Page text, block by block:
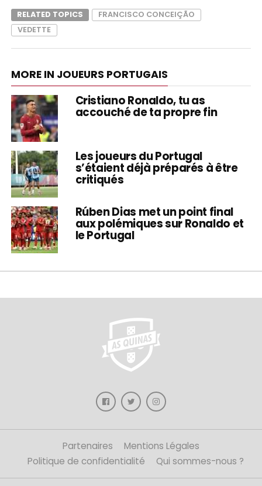
RELATED TOPICS
FRANCISCO CONCEIÇÃO
VEDETTE
MORE IN JOUEURS PORTUGAIS
Cristiano Ronaldo, tu as
accouché de ta propre fin
Les joueurs du Portugal
s’étaient déjà préparés à être
critiqués
Rúben Dias met un point final
aux polémiques sur Ronaldo et
le Portugal
Partenaires
Mentions Légales
Politique de confidentialité
Qui sommes-nous ?